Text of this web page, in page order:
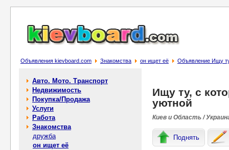
Объявления kievboard.com Знакомства он ищет её Объявление Ищу
Авто. Мото. Транспорт
Недвижимость
Покупка/Продажа
Услуги
Работа
Знакомства
дружба
он ищет её
Ищу ту, с
уютной
Киев и Область /
Поднять